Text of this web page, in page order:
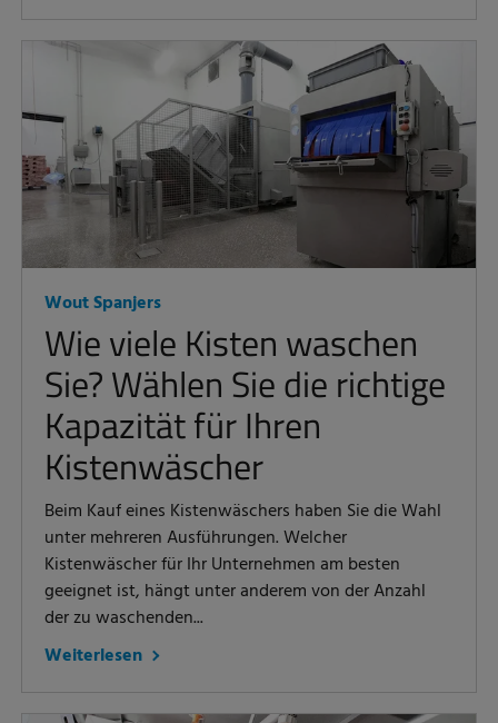
Wout Spanjers
Wie viele Kisten waschen
Sie? Wählen Sie die richtige
Kapazität für Ihren
Kistenwäscher
Beim Kauf eines Kistenwäschers haben Sie die Wahl
unter mehreren Ausführungen. Welcher
Kistenwäscher für Ihr Unternehmen am besten
geeignet ist, hängt unter anderem von der Anzahl
der zu waschenden...
Weiterlesen